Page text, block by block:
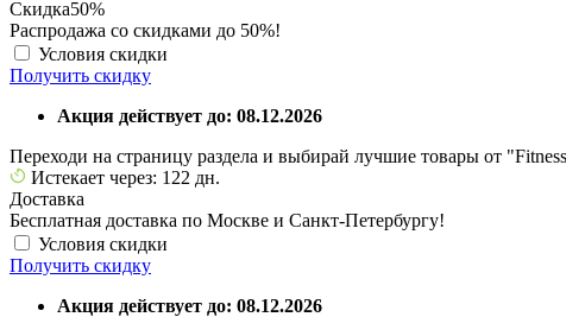
Скидка50%
Распродажа со скидками до 50%!
Условия скидки
Получить скидку
Акция действует до: 08.12.2026
Переходи на страницу раздела и выбирай лучшие товары от
Истекает через: 122 дн.
Доставка
Бесплатная доставка по Москве и Санкт-Петербургу!
Условия скидки
Получить скидку
Акция действует до: 08.12.2026